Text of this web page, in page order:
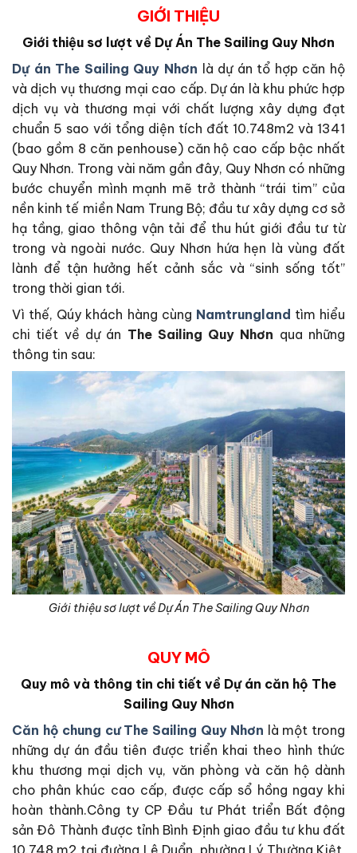
GIỚI THIỆU
Giới thiệu sơ lượt về Dự Án The Sailing Quy Nhơn
Dự án The Sailing Quy Nhơn là dự án tổ hợp căn hộ
và dịch vụ thương mại cao cấp. Dự án là khu phức hợp
dịch vụ và thương mại với chất lượng xây dựng đạt
chuẩn 5 sao với tổng diện tích đất 10.748m2 và 1341
(bao gồm 8 căn penhouse) căn hộ cao cấp bậc nhất
Quy Nhơn. Trong vài năm gần đây, Quy Nhơn có những
bước chuyển mình mạnh mẽ trở thành “trái tim” của
nền kinh tế miền Nam Trung Bộ; đầu tư xây dựng cơ sở
hạ tầng, giao thông vận tải để thu hút giới đầu tư từ
trong và ngoài nước. Quy Nhơn hứa hẹn là vùng đất
lành để tận hưởng hết cảnh sắc và “sinh sống tốt”
trong thời gian tới.
Vì thế, Qúy khách hàng cùng Namtrungland tìm hiểu
chi tiết về dự án The Sailing Quy Nhơn qua những
thông tin sau:
Giới thiệu sơ lượt về Dự Án The Sailing Quy Nhơn
QUY MÔ
Quy mô và thông tin chi tiết về Dự án căn hộ The
Sailing Quy Nhơn
Căn hộ chung cư The Sailing Quy Nhơn là một trong
những dự án đầu tiên được triển khai theo hình thức
khu thương mại dịch vụ, văn phòng và căn hộ dành
cho phân khúc cao cấp, được cấp sổ hồng ngay khi
hoàn thành.Công ty CP Đầu tư Phát triển Bất động
sản Đô Thành được tỉnh Bình Định giao đầu tư khu đất